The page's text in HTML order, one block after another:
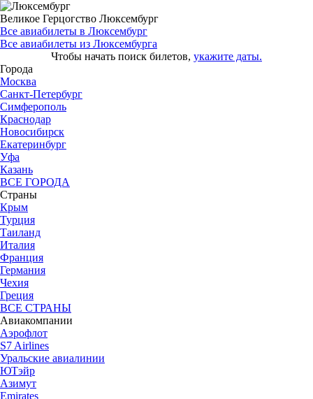
Великое Герцогство Люксембург
Все авиабилеты в Люксембург
Все авиабилеты из Люксембурга
Чтобы начать поиск билетов, укажите даты.
Города
Москва
Санкт-Петербург
Симферополь
Краснодар
Новосибирск
Екатеринбург
Уфа
Казань
ВСЕ ГОРОДА
Страны
Крым
Турция
Таиланд
Италия
Франция
Германия
Чехия
Греция
ВСЕ СТРАНЫ
Авиакомпании
Аэрофлот
S7 Airlines
Уральские авиалинии
ЮТэйр
Азимут
Emirates